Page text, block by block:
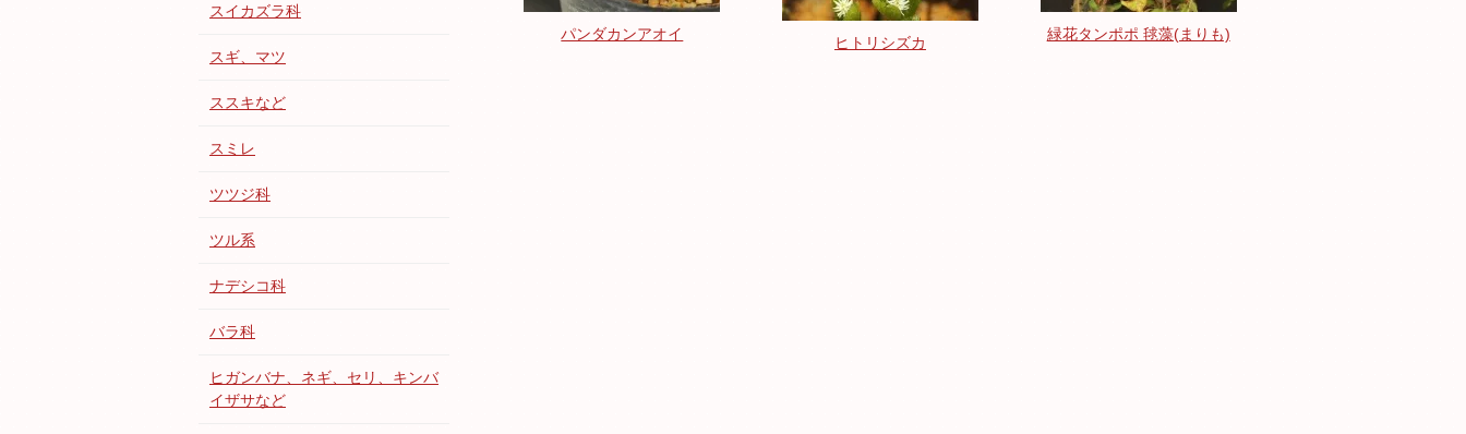
パンダカンアオイ ヒトリシズカ 緑花タンポポ 毬藻(まりも)
スイカズラ科
スギ、マツ
ススキなど
スミレ
ツツジ科
ツル系
ナデシコ科
バラ科
ヒガンバナ、ネギ、セリ、キンバ
イザサなど